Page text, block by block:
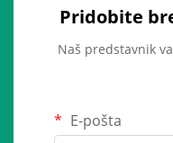
Pridobite
Naš predstavnik
E-pošta